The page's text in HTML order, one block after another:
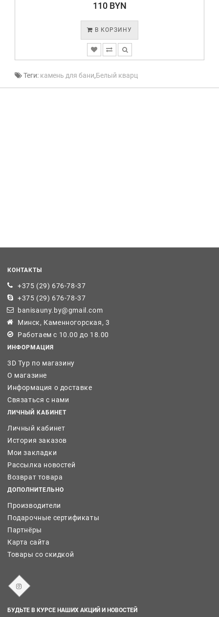
110 BYN
В КОРЗИНУ
Теги: камень для бани,Белый кварц
КОНТАКТЫ
+375 (29) 676-78-37
+375 (29) 676-78-37
banisauny.by@gmail.com
Минск, Каменногорская, 3
Работаем с 10.00 до 18.00
ИНФОРМАЦИЯ
3D Тур по магазину
О магазине
Информация о доставке
Связаться с нами
ЛИЧНЫЙ КАБИНЕТ
Личный кабинет
История заказов
Мои закладки
Рассылка новостей
Возврат товара
ДОПОЛНИТЕЛЬНО
Производители
Подарочные сертификаты
Партнёры
Карта сайта
Товары со скидкой
БУДЬТЕ В КУРСЕ НАШИХ АКЦИЙ И НОВОСТЕЙ